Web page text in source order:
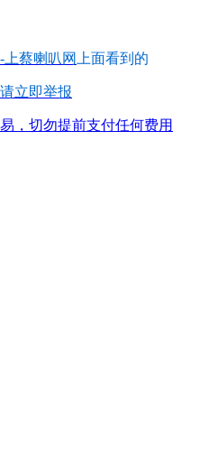
蔡喇叭网 上面看到的
立即举报
，切勿提前支付任何费用